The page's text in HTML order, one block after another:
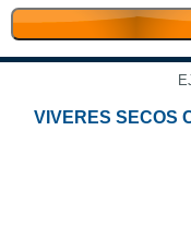
VIVERES SECOS